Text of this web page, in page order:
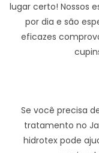
lugar certo! Nossos
por dia e são
eficazes
Se você precisa
tratamento no
hidrotex pode